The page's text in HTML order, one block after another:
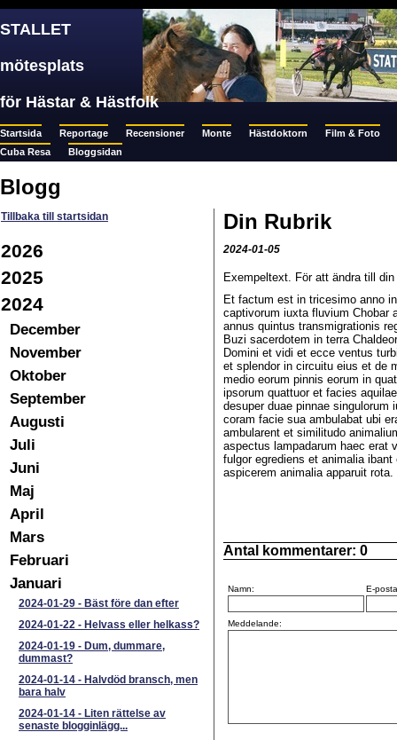
STALLET
mötesplats
för Hästar & Hästfolk
Startsida Reportage Recensioner Monte Hästdoktorn
Film & Foto
Cuba Resa
Bloggsidan
Blogg
Tillbaka till startsidan
2026
2025
2024
December
November
Oktober
September
Augusti
Juli
Juni
Maj
April
Mars
Februari
Januari
2024-01-29 - Bäst före dan efter
2024-01-22 - Helvass eller helkass?
2024-01-19 - Dum, dummare,
dummast?
2024-01-14 - Halvdöd bransch, men
bara halv
2024-01-14 - Liten rättelse av
senaste blogginlägg...
Din Rubrik
2024-01-05
Exempeltext. För att ändra till
Et factum est in tricesimo anno
captivorum iuxta fluvium Chobar
annus quintus transmigrationis
Buzi sacerdotem in terra
Domini et vidi et ecce ventus
et splendor in circuitu eius et de
medio eorum pinnis eorum in
ipsorum quattuor et facies
desuper duae pinnae singulorum
coram facie sua ambulabat ubi
ambularent et similitudo
aspectus lampadarum haec erat
fulgor egrediens et animalia
aspicerem animalia apparuit rota.
Antal kommentarer: 0
Namn: E-
Meddelande: